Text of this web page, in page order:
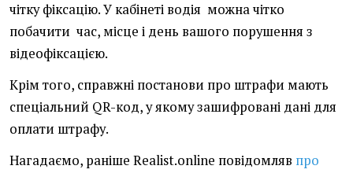
чітку фіксацію. У кабінеті водія можна чітко
побачити час, місце і день вашого порушення з
відеофіксацією.
Крім того, справжні постанови про штрафи мають
спеціальний QR-код, у якому зашифровані дані для
оплати штрафу.
Нагадаємо, раніше Realist.online повідомляв про